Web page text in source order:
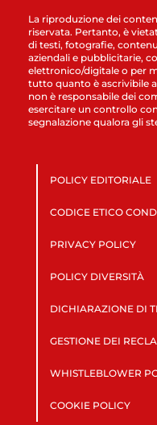
La riproduzione dei
riservata. Pertanto, è
di testi, fotografie,
aziendali e pubblicitarie,
elettronico/digitale o per
tutto quanto è ascrivibile
non è responsabile dei
esercitare un controllo
segnalazione qualora gli
POLICY EDITORIALE
CODICE ETICO
PRIVACY POLICY
POLICY DIVERSITÀ
DICHIARAZIONE DI
GESTIONE DEI
WHISTLEBLOWER
COOKIE POLICY